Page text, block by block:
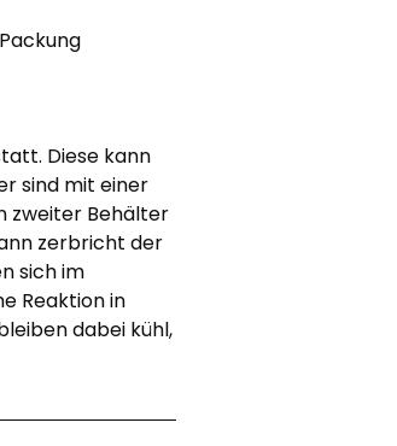
Diese kann
sind mit einer
zweiter Behälter
zerbricht der
sich im
Reaktion in
dabei kühl,